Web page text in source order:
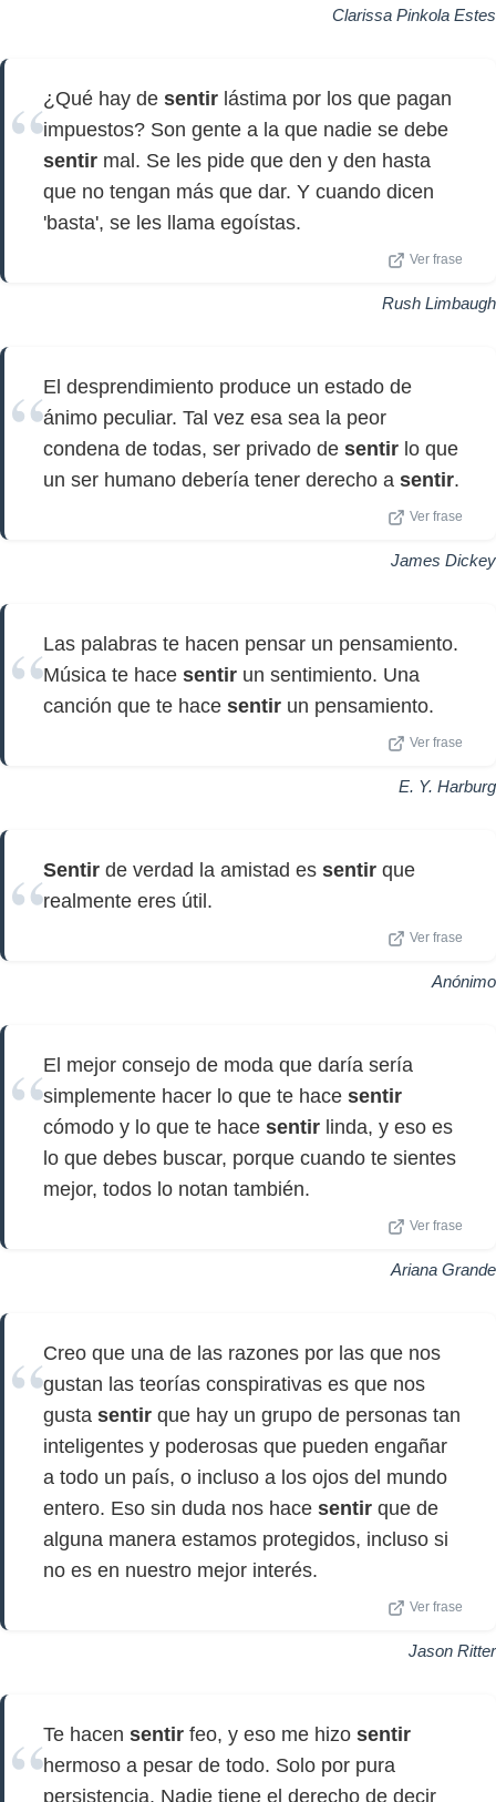
Clarissa Pinkola Estes
¿Qué hay de sentir lástima por los que pagan
impuestos? Son gente a la que nadie se debe
sentir mal. Se les pide que den y den hasta
que no tengan más que dar. Y cuando dicen
'basta', se les llama egoístas.
Ver frase
Rush Limbaugh
El desprendimiento produce un estado de
ánimo peculiar. Tal vez esa sea la peor
condena de todas, ser privado de sentir lo que
un ser humano debería tener derecho a sentir.
Ver frase
James Dickey
Las palabras te hacen pensar un pensamiento.
Música te hace sentir un sentimiento. Una
canción que te hace sentir un pensamiento.
Ver frase
E. Y. Harburg
Sentir de verdad la amistad es sentir que
realmente eres útil.
Ver frase
Anónimo
El mejor consejo de moda que daría sería
simplemente hacer lo que te hace sentir
cómodo y lo que te hace sentir linda, y eso es
lo que debes buscar, porque cuando te sientes
mejor, todos lo notan también.
Ver frase
Ariana Grande
Creo que una de las razones por las que nos
gustan las teorías conspirativas es que nos
gusta sentir que hay un grupo de personas tan
inteligentes y poderosas que pueden engañar
a todo un país, o incluso a los ojos del mundo
entero. Eso sin duda nos hace sentir que de
alguna manera estamos protegidos, incluso si
no es en nuestro mejor interés.
Ver frase
Jason Ritter
Te hacen sentir feo, y eso me hizo sentir
hermoso a pesar de todo. Solo por pura
persistencia. Nadie tiene el derecho de decir